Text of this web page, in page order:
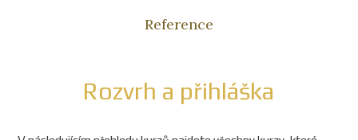
Reference
Rozvrh a přihláška